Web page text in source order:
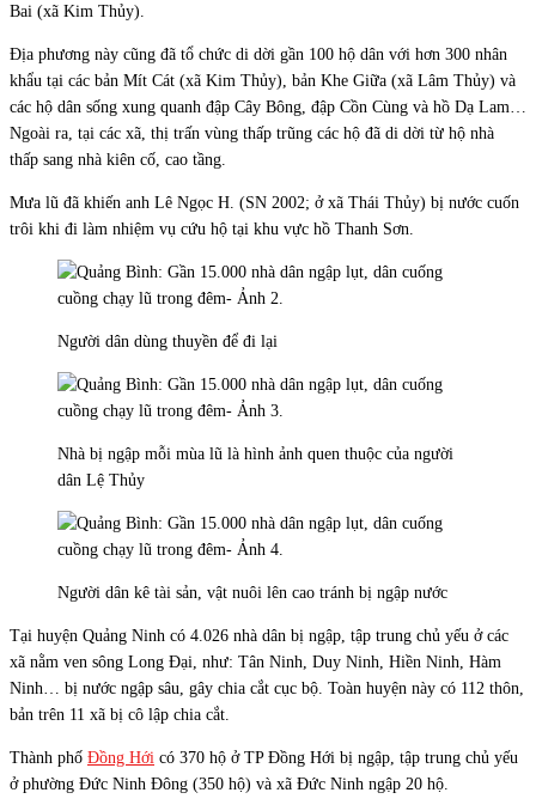
Bai (xã Kim Thủy).
Địa phương này cũng đã tổ chức di dời gần 100 hộ dân với hơn 300 nhân
khẩu tại các bản Mít Cát (xã Kim Thủy), bản Khe Giữa (xã Lâm Thủy) và
các hộ dân sống xung quanh đập Cây Bông, đập Cồn Cùng và hồ Dạ Lam…
Ngoài ra, tại các xã, thị trấn vùng thấp trũng các hộ đã di dời từ hộ nhà
thấp sang nhà kiên cố, cao tầng.
Mưa lũ đã khiến anh Lê Ngọc H. (SN 2002; ở xã Thái Thủy) bị nước cuốn
trôi khi đi làm nhiệm vụ cứu hộ tại khu vực hồ Thanh Sơn.
Người dân dùng thuyền để đi lại
Nhà bị ngập mỗi mùa lũ là hình ảnh quen thuộc của người
dân Lệ Thủy
Người dân kê tài sản, vật nuôi lên cao tránh bị ngập nước
Tại huyện Quảng Ninh có 4.026 nhà dân bị ngập, tập trung chủ yếu ở các
xã nằm ven sông Long Đại, như: Tân Ninh, Duy Ninh, Hiền Ninh, Hàm
Ninh… bị nước ngập sâu, gây chia cắt cục bộ. Toàn huyện này có 112 thôn,
bản trên 11 xã bị cô lập chia cắt.
Thành phố Đồng Hới có 370 hộ ở TP Đồng Hới bị ngập, tập trung chủ yếu
ở phường Đức Ninh Đông (350 hộ) và xã Đức Ninh ngập 20 hộ.